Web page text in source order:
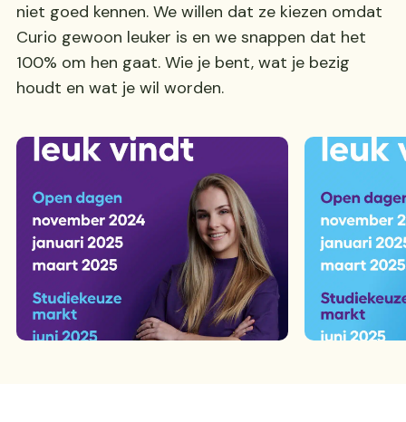
niet goed kennen. We willen dat ze kiezen omdat
Curio gewoon leuker is en we snappen dat het
100% om hen gaat. Wie je bent, wat je bezig
houdt en wat je wil worden.